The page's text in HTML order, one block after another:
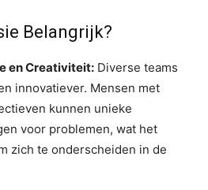
Belangrijk?
en Creativiteit: Diverse teams
innovatiever. Mensen met
kunnen unieke
voor problemen, wat het
zich te onderscheiden in de